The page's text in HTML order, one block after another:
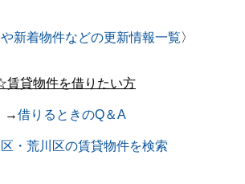
新着物件などの更新情報一覧〉
賃貸物件を借りたい方
→借りるときのQ＆A
・荒川区の賃貸物件を検索